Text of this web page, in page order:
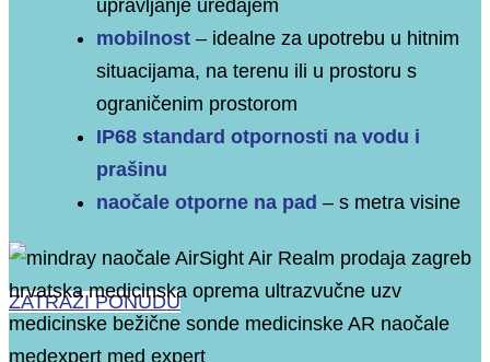
upravljanje uređajem
mobilnost – idealne za upotrebu u hitnim
situacijama, na terenu ili u prostoru s
ograničenim prostorom
IP68 standard otpornosti na vodu i
prašinu
naočale otporne na pad – s metra visine
ZATRAŽI PONUDU